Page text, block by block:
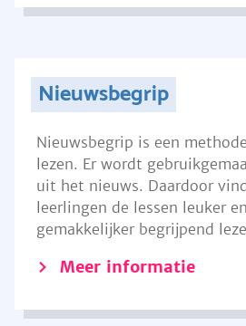
Nieuwsbegrip
Nieuwsbegrip is een
lezen. Er wordt
uit het nieuws. Daardoor
leerlingen de lessen leuker
gemakkelijker begrijpend
Meer informatie